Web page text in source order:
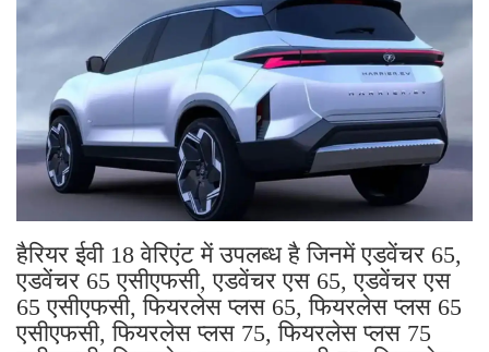
हैरियर ईवी 18 वेरिएंट में उपलब्ध है जिनमें एडवेंचर 65,
एडवेंचर 65 एसीएफसी, एडवेंचर एस 65, एडवेंचर एस
65 एसीएफसी, फियरलेस प्लस 65, फियरलेस प्लस 65
एसीएफसी, फियरलेस प्लस 75, ​​फियरलेस प्लस 75